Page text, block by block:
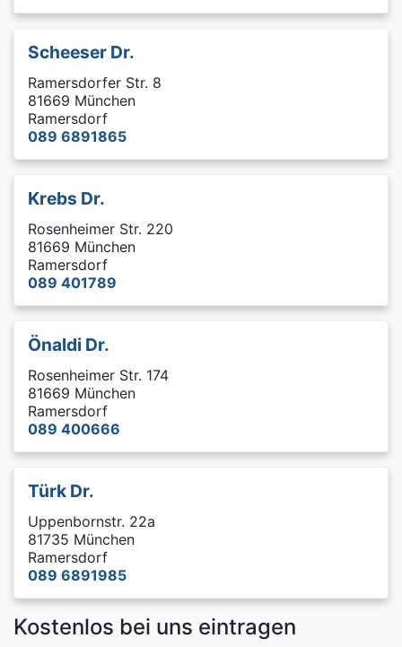
Scheeser Dr.
Ramersdorfer Str. 8
81669 München
Ramersdorf
089 6891865
Krebs Dr.
Rosenheimer Str. 220
81669 München
Ramersdorf
089 401789
Önaldi Dr.
Rosenheimer Str. 174
81669 München
Ramersdorf
089 400666
Türk Dr.
Uppenbornstr. 22a
81735 München
Ramersdorf
089 6891985
Kostenlos bei uns eintragen